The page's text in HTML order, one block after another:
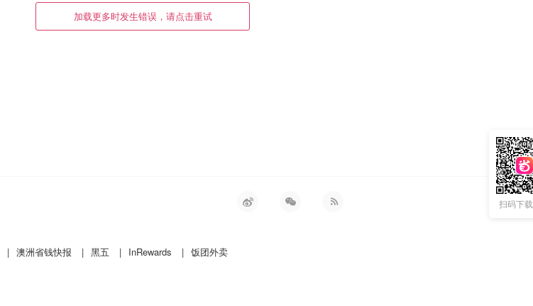
扫码下
| 澳洲省钱快报 | 黑五 | InRewards | 饭团外卖